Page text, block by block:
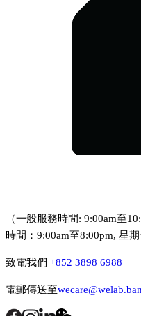
（一般服務時間: 9:00am至
時間：9:00am至8:00pm, 星
致電我們 +852 3898 6988
電郵傳送至